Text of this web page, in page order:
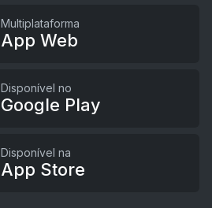
Multiplataforma
App Web
Disponível no
Google Play
Disponível na
App Store